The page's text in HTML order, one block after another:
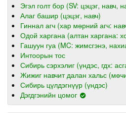
Эгэл голт бор (SV: цэцэг, навч,
Алаг башир (цэцэг, навч)
Гиннал агч (хар мөрний агч:
Одой харгана (алтан харгана:
Гашуун гуа (MC: жимсгэнэ,
Интоорын тос
Сибирь сэрхэлиг (үндэс, гдх:
Жижиг навчит далан хальс
Сибирь цүлдэгнүүр (үндэс)
Дэгдгэнийн цомог